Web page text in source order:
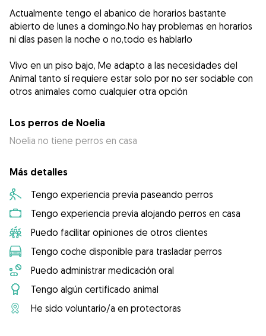
Actualmente tengo el abanico de horarios bastante
abierto de lunes a domingo.No hay problemas en horarios
ni días pasen la noche o no,todo es hablarlo
Vivo en un piso bajo, Me adapto a las necesidades del
Animal tanto sí requiere estar solo por no ser sociable con
otros animales como cualquier otra opción
Los perros de Noelia
Noelia no tiene perros en casa
Más detalles
Tengo experiencia previa paseando perros
Tengo experiencia previa alojando perros en casa
Puedo facilitar opiniones de otros clientes
Tengo coche disponible para trasladar perros
Puedo administrar medicación oral
Tengo algún certificado animal
He sido voluntario/a en protectoras